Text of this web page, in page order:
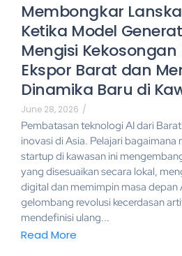
Membongkar
Ketika Model
Mengisi
Ekspor Barat dan
Dinamika Baru di
June 28, 2026 /
Pembatasan teknologi AI dari
inovasi di Asia. Pelajari
startup di kawasan ini
yang disesuaikan secara lokal,
digital dan memimpin masa depan
gelombang revolusi kecerdasan
mendefinisi ulang...
Read More